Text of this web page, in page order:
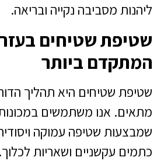
ליהנות מסביבה נקייה ובריאה.
שטיפת שטיחים
המתקדם ביותר
שטיפת שטיחים היא תהליך
מתאים. אנו משתמשים
שמבצעות שטיפה עמוקה
כתמים עקשניים ושאריות